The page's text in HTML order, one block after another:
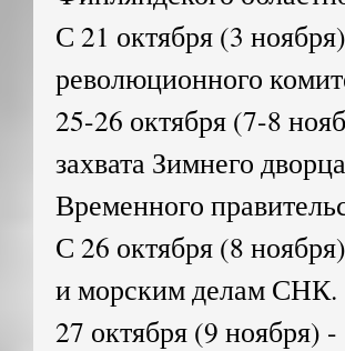
С 21 октября (3
революционного
25-26 октября (7-8
захвата Зимнего
Временного
С 26 октября (8
и морским делам СНК.
27 октября (9 ноября)